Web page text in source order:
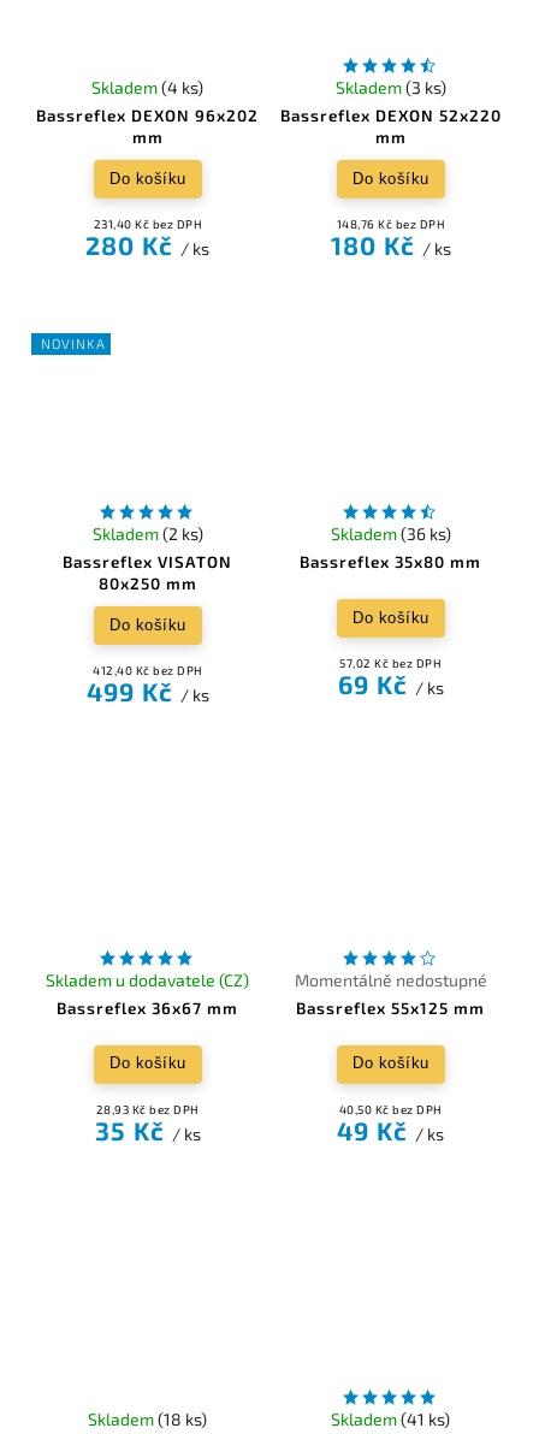
Bassreflex DEXON 96x202
mm
Skladem(4 ks)
231,40 Kč bez DPH
280 Kč / ks
Do košíku
Bassreflex DEXON 52x220
mm
Skladem(3 ks)
148,76 Kč bez DPH
180 Kč / ks
Do košíku
NOVINKA
Bassreflex VISATON
80x250 mm
Skladem(2 ks)
412,40 Kč bez DPH
499 Kč / ks
Do košíku
Bassreflex 35x80 mm
Skladem(36 ks)
57,02 Kč bez DPH
69 Kč / ks
Do košíku
Bassreflex 36x67 mm
Skladem u dodavatele (CZ)
28,93 Kč bez DPH
35 Kč / ks
Do košíku
Bassreflex 55x125 mm
Momentálně nedostupné
40,50 Kč bez DPH
49 Kč / ks
Do košíku
Skladem(18 ks) Skladem(41 ks)